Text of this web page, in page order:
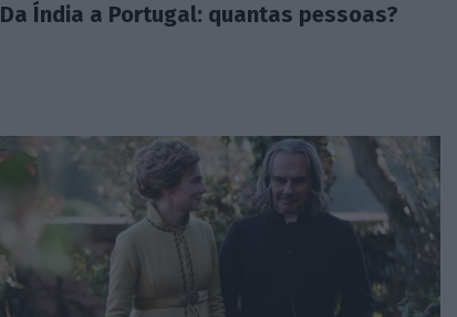
Da Índia a Portugal: quantas pessoas?